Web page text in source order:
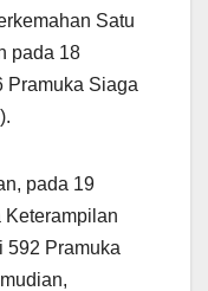
Satu
pada 18
Pramuka Siaga
pada 19
Keterampilan
592 Pramuka